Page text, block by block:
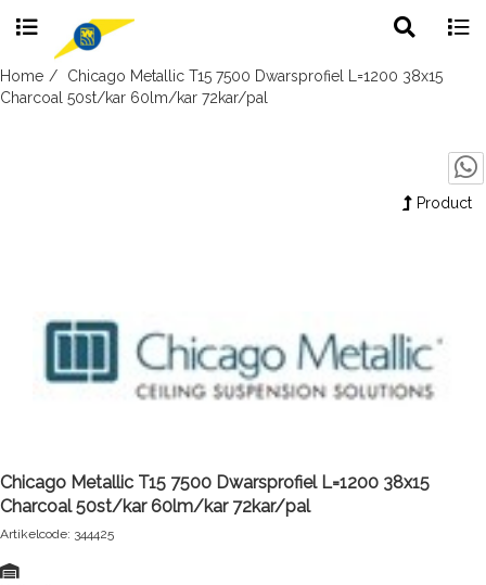
Skip
to
search
Home
Chicago Metallic T15 7500 Dwarsprofiel L=1200 38x15
Charcoal 50st/kar 60lm/kar 72kar/pal
Product
Chicago Metallic T15 7500 Dwarsprofiel L=1200 38x15
Charcoal 50st/kar 60lm/kar 72kar/pal
Artikelcode: 344425